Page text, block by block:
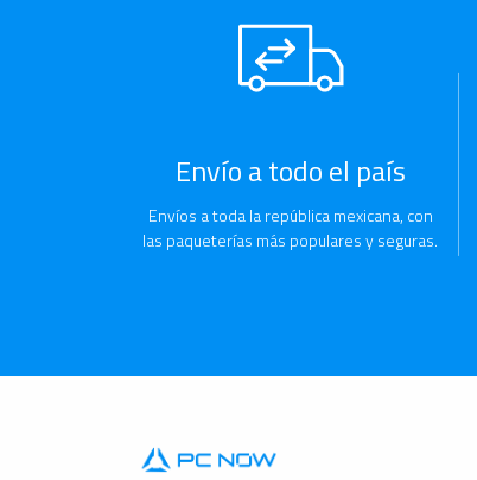
Envío a todo el país
Envíos a toda la república mexicana, con
las paqueterías más populares y seguras.